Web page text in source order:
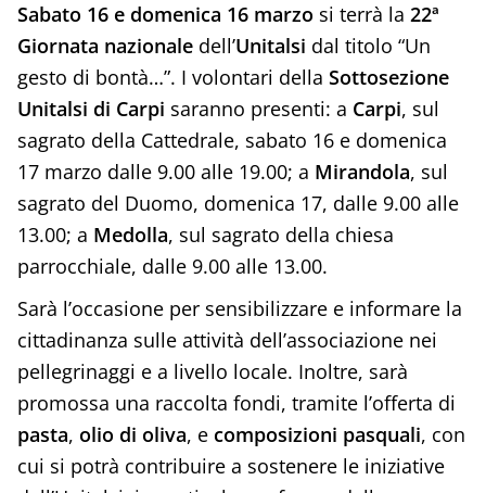
Sabato 16 e domenica 16 marzo si terrà la 22ª
Giornata nazionaledell’Unitalsi dal titolo “Un
gesto di bontà…”. I volontari della Sottosezione
Unitalsi di Carpi saranno presenti: a Carpi, sul
sagrato della Cattedrale, sabato 16 e domenica
17 marzo dalle 9.00 alle 19.00; a Mirandola, sul
sagrato del Duomo, domenica 17, dalle 9.00 alle
13.00; a Medolla, sul sagrato della chiesa
parrocchiale, dalle 9.00 alle 13.00.
Sarà l’occasione per sensibilizzare e informare la
cittadinanza sulle attività dell’associazione nei
pellegrinaggi e a livello locale. Inoltre, sarà
promossa una raccolta fondi, tramite l’offerta di
pasta, olio di oliva, e composizioni pasquali, con
cui si potrà contribuire a sostenere le iniziative